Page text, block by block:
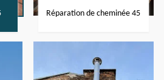
Réparation de cheminée 45